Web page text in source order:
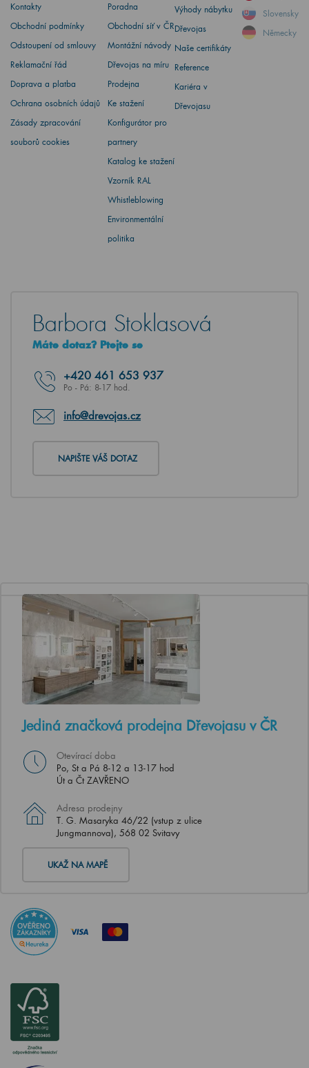
Kontakty
Obchodní podmínky
Odstoupení od smlouvy
Reklamační řád
Doprava a platba
Ochrana osobních údajů
Zásady zpracování
souborů cookies
Poradna
Obchodní síť v ČR
Montážní návody
Dřevojas na míru
Prodejna
Ke stažení
Konfigurátor pro
partnery
Katalog ke stažení
Vzorník RAL
Whistleblowing
Environmentální
politika
Výhody nábytku
Dřevojas
Naše certifikáty
Reference
Kariéra v
Dřevojasu
Slovensky
Německy
Barbora Stoklasová
Máte dotaz? Ptejte se
+420 461 653 937
Po - Pá: 8-17 hod.
info@drevojas.cz
NAPIŠTE VÁŠ DOTAZ
Jediná značková prodejna Dřevojasu v ČR
Otevírací doba
Po, St a Pá 8-12 a 13-17 hod
Út a Čt ZAVŘENO
Adresa prodejny
T. G. Masaryka 46/22 (vstup z ulice
Jungmannova), 568 02 Svitavy
UKAŽ NA MAPĚ